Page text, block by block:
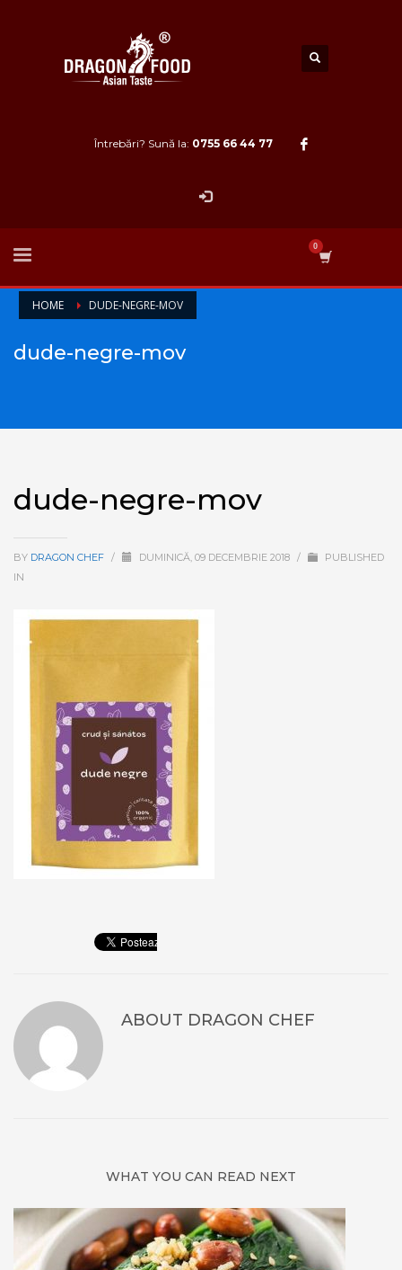
Întrebări? Sună la: 0755 66 44 77
HOME DUDE-NEGRE-MOV
dude-negre-mov
dude-negre-mov
BY DRAGON CHEF / DUMINICĂ, 09 DECEMBRIE 2018 /
PUBLISHED
IN
ABOUT DRAGON CHEF
WHAT YOU CAN READ NEXT